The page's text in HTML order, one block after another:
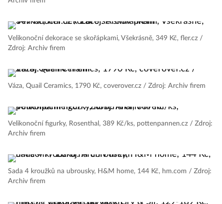
Velikonoční dekorace se skořápkami, Všekrásně, 349 Kč, fler.cz /
Zdroj: Archiv firem
Váza, Quail Ceramics, 1790 Kč, coverover.cz / Zdroj: Archiv firem
Velikonoční figurky, Rosenthal, 389 Kč/ks, pottenpannen.cz / Zdroj:
Archiv firem
Sada 4 kroužků na ubrousky, H&M home, 144 Kč, hm.com / Zdroj:
Archiv firem